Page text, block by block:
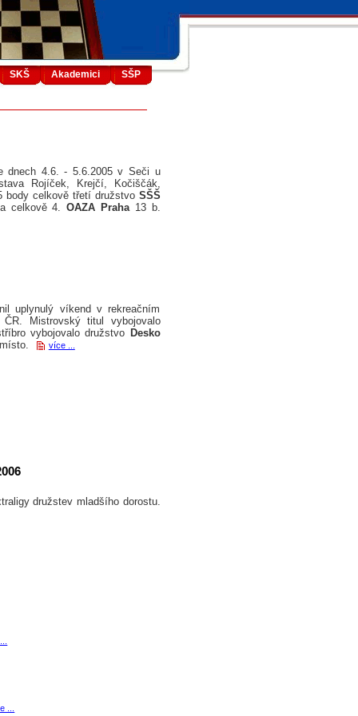
SKŠ Akademici SŠP
dnech 4.6. - 5.6.2005 v Seči u
Rojíček, Krejčí, Kočiščák,
body celkově třetí družstvo SŠŠ
celkově 4.OAZA Praha13 b.
uplynulý víkend v rekreačním
Mistrovský titul vybojovalo
vybojovalo družstvo Desko
více ...
družstev mladšího dorostu.
...